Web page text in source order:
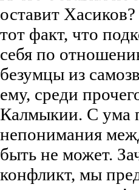
оставит
тот факт, что
себя по
безумцы из
ему, среди
Калмыкии. С ума
непонимания
быть не может.
конфликт, мы